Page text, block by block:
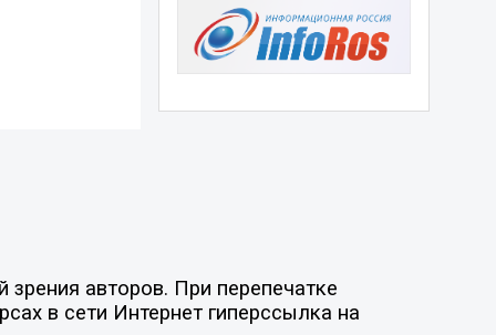
авторов. При перепечатке
в сети Интернет гиперссылка на